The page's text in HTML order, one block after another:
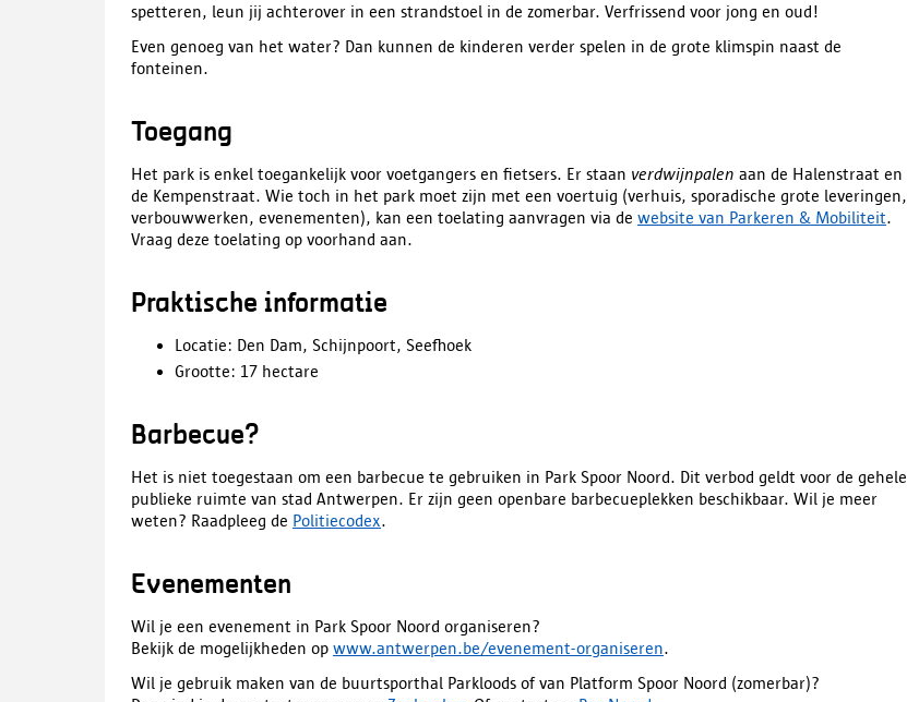
spetteren, leun jij achterover in een strandstoel in de zomerbar. Verfrissend voor jong en oud!
Even genoeg van het water? Dan kunnen de kinderen verder spelen in de grote klimspin naast de
fonteinen.
Toegang
Het park is enkel toegankelijk voor voetgangers en fietsers. Er staan verdwijnpalen aan de Halenstraat en
de Kempenstraat. Wie toch in het park moet zijn met een voertuig (verhuis, sporadische grote leveringen,
verbouwwerken, evenementen), kan een toelating aanvragen via de website van Parkeren & Mobiliteit.
Vraag deze toelating op voorhand aan.
Praktische informatie
Locatie: Den Dam, Schijnpoort, Seefhoek
Grootte: 17 hectare
Barbecue?
Het is niet toegestaan om een barbecue te gebruiken in Park Spoor Noord. Dit verbod geldt voor de gehele
publieke ruimte van stad Antwerpen. Er zijn geen openbare barbecueplekken beschikbaar. Wil je meer
weten? Raadpleeg de Politiecodex.
Evenementen
Wil je een evenement in Park Spoor Noord organiseren?
Bekijk de mogelijkheden op www.antwerpen.be/evenement-organiseren.
Wil je gebruik maken van de buurtsporthal Parkloods of van Platform Spoor Noord (zomerbar)?